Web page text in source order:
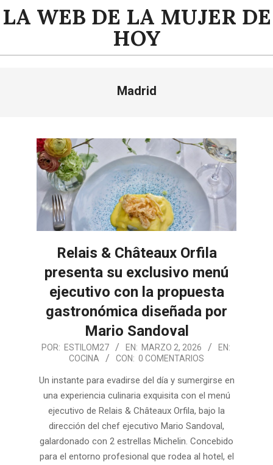
Saltar
alLA WEB DE LA MUJER DE
HOY
Madrid
Relais & Châteaux Orfila
presenta su exclusivo menú
ejecutivo con la propuesta
gastronómica diseñada por
Mario Sandoval
2026-
02
POR: ESTILOM27 EN: MARZO 2, 2026
EN:
COCINA
CON: 0 COMENTARIOS
Un instante para evadirse del día y sumergirse en
una experiencia culinaria exquisita con el menú
ejecutivo de Relais & Châteaux Orfila, bajo la
dirección del chef ejecutivo Mario Sandoval,
galardonado con 2 estrellas Michelin. Concebido
para el entorno profesional que rodea al hotel, el